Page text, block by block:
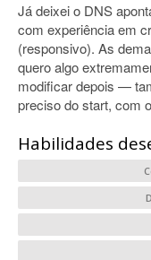
Já deixei o DNS
com experiência em
(responsivo). As
quero algo
modificar depois —
preciso do start, com
Habilidades